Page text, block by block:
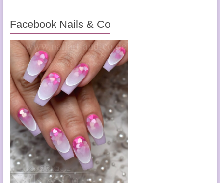
Facebook Nails & Co